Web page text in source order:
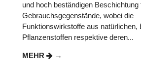
und hoch beständigen Beschichtung
Gebrauchsgegenstände, wobei die
Funktionswirkstoffe aus natürlichen,
Pflanzenstoffen respektive deren...
MEHR